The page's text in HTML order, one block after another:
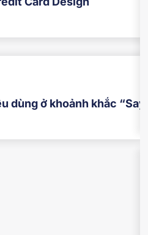
dùng ở khoảnh khắc